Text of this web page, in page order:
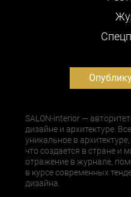
SALON-interior —
дизайне и архитектуре.
уникальное в
что создается в стране и
отражение в журнале,
в курсе современных
дизайна.